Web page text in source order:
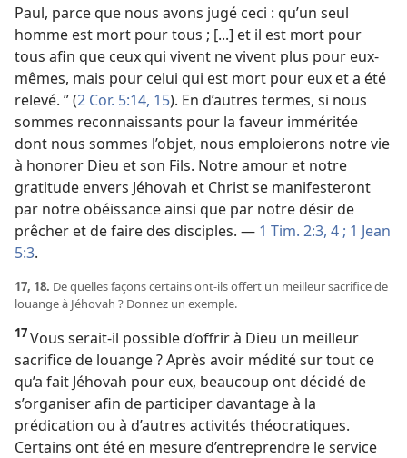
Paul, parce que nous avons jugé ceci : qu’un seul
homme est mort pour tous ; [...] et il est mort pour
tous afin que ceux qui vivent ne vivent plus pour eux-​
mêmes, mais pour celui qui est mort pour eux et a été
relevé. ” (2 Cor. 5:14, 15). En d’autres termes, si nous
sommes reconnaissants pour la faveur imméritée
dont nous sommes l’objet, nous emploierons notre vie
à honorer Dieu et son Fils. Notre amour et notre
gratitude envers Jéhovah et Christ se manifesteront
par notre obéissance ainsi que par notre désir de
prêcher et de faire des disciples. — 1 Tim. 2:3, 4 ; 1 Jean
5:3.
17, 18. De quelles façons certains ont-​ils offert un meilleur sacrifice de
louange à Jéhovah ? Donnez un exemple.
17Vous serait-​il possible d’offrir à Dieu un meilleur
sacrifice de louange ? Après avoir médité sur tout ce
qu’a fait Jéhovah pour eux, beaucoup ont décidé de
s’organiser afin de participer davantage à la
prédication ou à d’autres activités théocratiques.
Certains ont été en mesure d’entreprendre le service